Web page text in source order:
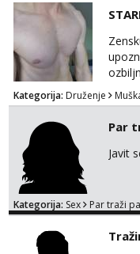
Kategorija: Druženje
Par
Javit
Kategorija: Sex Par traži